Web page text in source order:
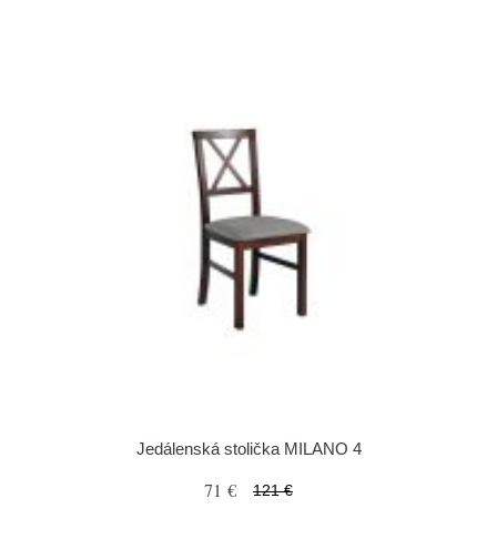
Jedálenská stolička MILANO 4
71 € 121 €